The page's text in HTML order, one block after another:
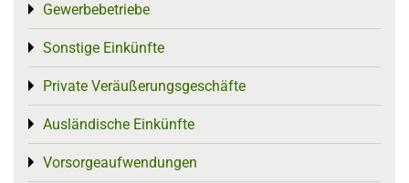
Gewerbebetriebe
Toggle menu
Sonstige Einkünfte
Toggle menu
Private Veräußerungsgeschäfte
Toggle menu
Ausländische Einkünfte
Toggle menu
Vorsorgeaufwendungen
Toggle menu